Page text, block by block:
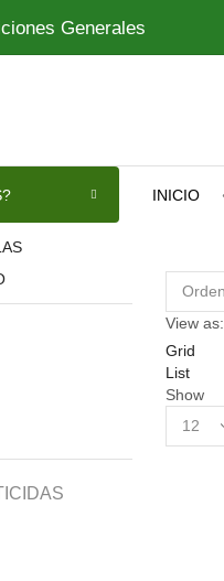
Generales
INICIO
View as:
Grid
List
Show
mínimo
máximo